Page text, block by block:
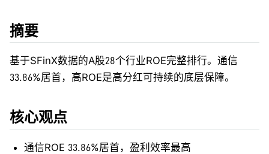
摘要
基于SFinX数据的A股28个行业ROE完整排行。通信
33.86%居首，高ROE是高分红可持续的底层保障。
核心观点
通信ROE 33.86%居首，盈利效率最高